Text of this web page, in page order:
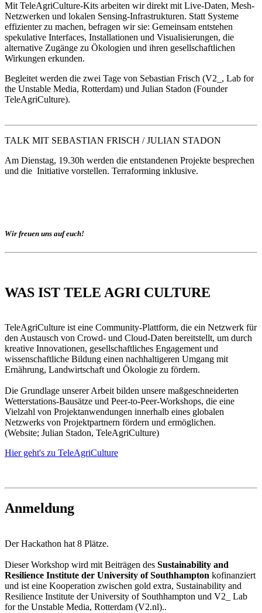
Mit TeleAgriCulture-Kits arbeiten wir direkt mit Live-Daten, Mesh-
Netzwerken und lokalen Sensing-Infrastrukturen. Statt Systeme
effizienter zu machen, befragen wir sie: Gemeinsam entstehen
spekulative Interfaces, Installationen und Visualisierungen, die
alternative Zugänge zu Ökologien und ihren gesellschaftlichen
Wirkungen erkunden.
Begleitet werden die zwei Tage von Sebastian Frisch (V2_, Lab for
the Unstable Media, Rotterdam) und Julian Stadon (Founder
TeleAgriCulture).
TALK MIT SEBASTIAN FRISCH / JULIAN STADON
Am Dienstag, 19.30h werden die entstandenen Projekte besprechen
und die Initiative vorstellen. Terraforming inklusive.
Wir freuen uns auf euch!
WAS IST TELE AGRI CULTURE
TeleAgriCulture ist eine Community-Plattform, die ein Netzwerk für
den Austausch von Crowd- und Cloud-Daten bereitstellt, um durch
kreative Innovationen, gesellschaftliches Engagement und
wissenschaftliche Bildung einen nachhaltigeren Umgang mit
Ernährung, Landwirtschaft und Ökologie zu fördern.
Die Grundlage unserer Arbeit bilden unsere maßgeschneiderten
Wetterstations-Bausätze und Peer-to-Peer-Workshops, die eine
Vielzahl von Projektanwendungen innerhalb eines globalen
Netzwerks von Projektpartnern fördern und ermöglichen.
(Website; Julian Stadon, TeleAgriCulture)
Hier geht's zu TeleAgriCulture
Anmeldung
Der Hackathon hat 8 Plätze.
Dieser Workshop wird mit Beiträgen des Sustainability and
Resilience Institute der University of Southhampton kofinanziert
und ist eine Kooperation zwischen gold extra, Sustainability and
Resilience Institute der University of Southhampton und V2_ Lab
for the Unstable Media, Rotterdam (V2.nl)..